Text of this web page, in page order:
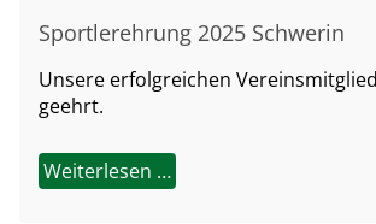
Sportlerehrung 2025 Schwerin
Unsere erfolgreichen
geehrt.
Weiterlesen …